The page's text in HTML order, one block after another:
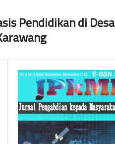
Pendidikan di Desa